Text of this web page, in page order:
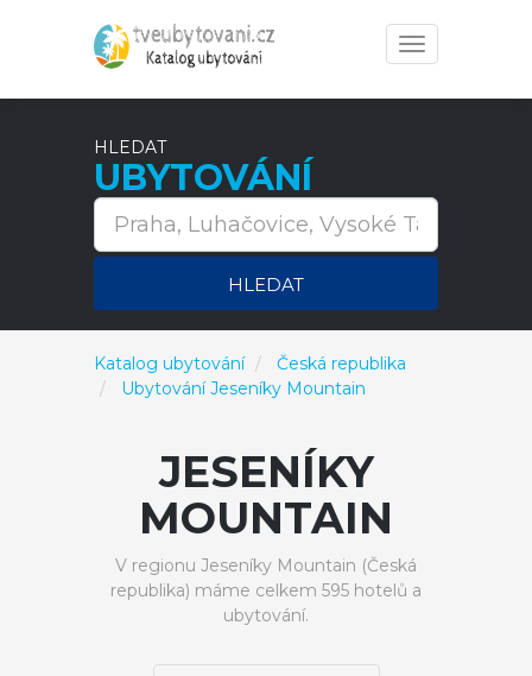
Toggle
navigation
HLEDAT
UBYTOVÁNÍ
HLEDAT
Katalog ubytování
Česká republika
Ubytování Jeseníky Mountain
JESENÍKY
MOUNTAIN
V regionu Jeseníky Mountain (Česká
republika) máme celkem 595 hotelů a
ubytování.